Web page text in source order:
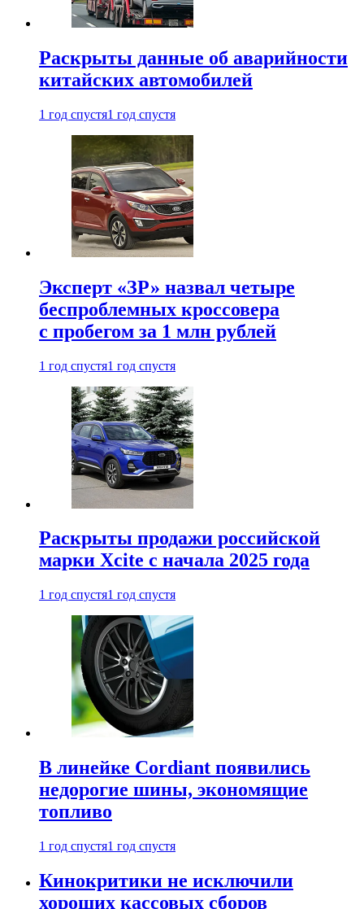
Раскрыты данные об аварийности
китайских автомобилей
1 год спустя1 год спустя
Эксперт «ЗР» назвал четыре
беспроблемных кроссовера
с пробегом за 1 млн рублей
1 год спустя1 год спустя
Раскрыты продажи российской
марки Xcite с начала 2025 года
1 год спустя1 год спустя
В линейке Cordiant появились
недорогие шины, экономящие
топливо
1 год спустя1 год спустя
Кинокритики не исключили
хороших кассовых сборов